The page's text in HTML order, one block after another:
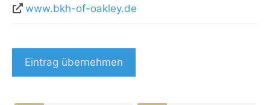
www.bkh-of-oakley.de
Eintrag übernehmen